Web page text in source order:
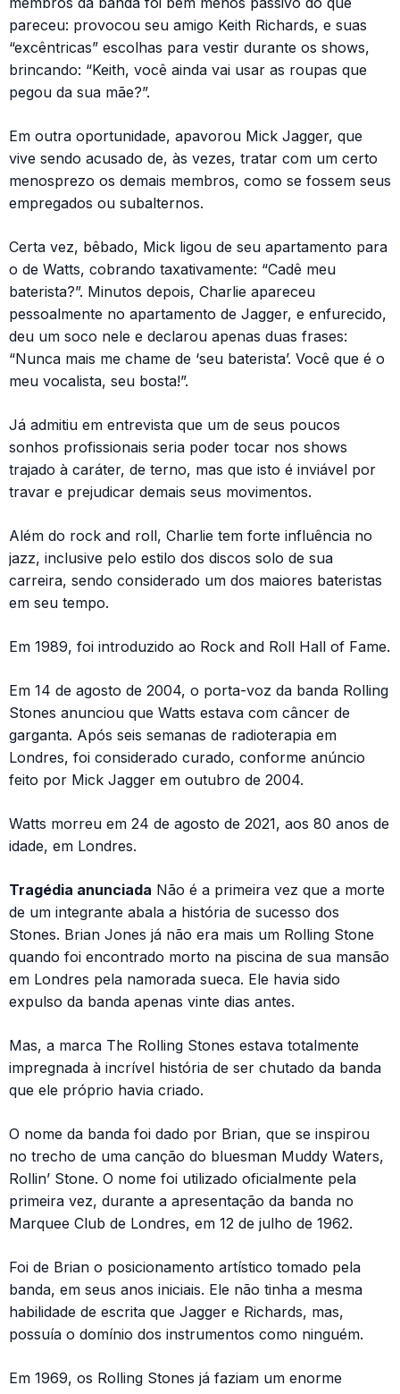
pareceu: provocou seu amigo Keith Richards, e suas
“excêntricas” escolhas para vestir durante os shows,
brincando: “Keith, você ainda vai usar as roupas que
pegou da sua mãe?”.
Em outra oportunidade, apavorou Mick Jagger, que
vive sendo acusado de, às vezes, tratar com um certo
menosprezo os demais membros, como se fossem seus
empregados ou subalternos.
Certa vez, bêbado, Mick ligou de seu apartamento para
o de Watts, cobrando taxativamente: “Cadê meu
baterista?”. Minutos depois, Charlie apareceu
pessoalmente no apartamento de Jagger, e enfurecido,
deu um soco nele e declarou apenas duas frases:
“Nunca mais me chame de ‘seu baterista’. Você que é o
meu vocalista, seu bosta!”.
Já admitiu em entrevista que um de seus poucos
sonhos profissionais seria poder tocar nos shows
trajado à caráter, de terno, mas que isto é inviável por
travar e prejudicar demais seus movimentos.
Além do rock and roll, Charlie tem forte influência no
jazz, inclusive pelo estilo dos discos solo de sua
carreira, sendo considerado um dos maiores bateristas
em seu tempo.
Em 1989, foi introduzido ao Rock and Roll Hall of Fame.
Em 14 de agosto de 2004, o porta-voz da banda Rolling
Stones anunciou que Watts estava com câncer de
garganta. Após seis semanas de radioterapia em
Londres, foi considerado curado, conforme anúncio
feito por Mick Jagger em outubro de 2004.
Watts morreu em 24 de agosto de 2021, aos 80 anos de
idade, em Londres.
Tragédia anunciada Não é a primeira vez que a morte
de um integrante abala a história de sucesso dos
Stones. Brian Jones já não era mais um Rolling Stone
quando foi encontrado morto na piscina de sua mansão
em Londres pela namorada sueca. Ele havia sido
expulso da banda apenas vinte dias antes.
Mas, a marca The Rolling Stones estava totalmente
impregnada à incrível história de ser chutado da banda
que ele próprio havia criado.
O nome da banda foi dado por Brian, que se inspirou
no trecho de uma canção do bluesman Muddy Waters,
Rollin’ Stone. O nome foi utilizado oficialmente pela
primeira vez, durante a apresentação da banda no
Marquee Club de Londres, em 12 de julho de 1962.
Foi de Brian o posicionamento artístico tomado pela
banda, em seus anos iniciais. Ele não tinha a mesma
habilidade de escrita que Jagger e Richards, mas,
possuía o domínio dos instrumentos como ninguém.
Em 1969, os Rolling Stones já faziam um enorme